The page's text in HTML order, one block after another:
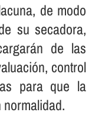
de modo
su secadora,
de las
control
para que la